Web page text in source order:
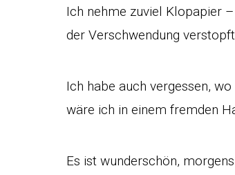
Ich nehme zuviel Klopapier
der Verschwendung
Ich habe auch vergessen,
wäre ich in einem fremden
Es ist wunderschön,